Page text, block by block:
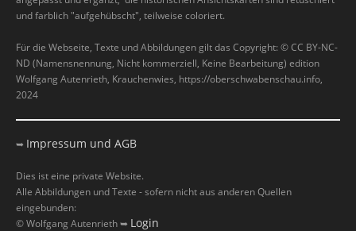
und farblich "aufgehübscht", teilweise coloriert.
Für die Webseite, Texte und Abbildungen gilt das Copyright: © CC BY-NC-
ND (Namensnennung, Nicht kommerziell, Keine Bearbeitung) edition
Wolfgang Autenrieth, Krauchenwies, https://oberschwabenschau.info,
2024
➥ Impressum und AGB
Dies ist eine private Website.
Alle Abbildungen und Texte - sofern nicht aus anderen Quellen
eingebunden:
© Wolfgang Autenrieth ➥ Login